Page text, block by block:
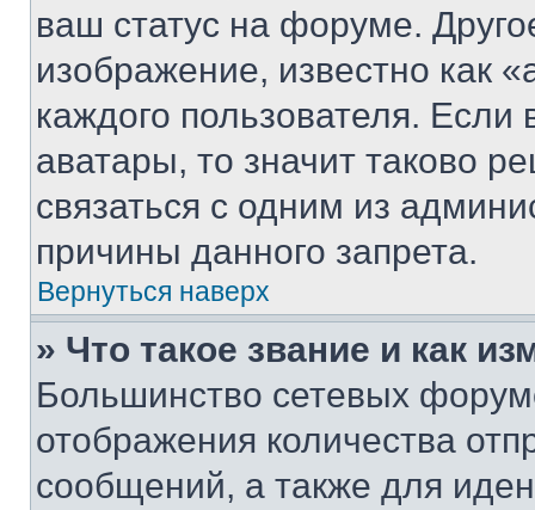
ваш статус на форуме.
изображение, известно как
каждого пользователя.
аватары, то значит таково
связаться с одним из
причины данного запрета.
Вернуться наверх
» Что такое звание и как
Большинство сетевых
отображения количества
сообщений, а также для